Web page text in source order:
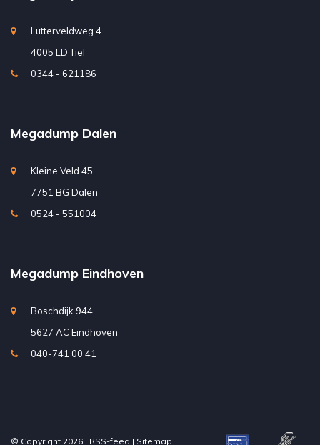
Lutterveldweg 4
4005 LD Tiel
0344 - 621186
Megadump Dalen
Kleine Veld 45
7751 BG Dalen
0524 - 551004
Megadump Eindhoven
Boschdijk 944
5627 AC Eindhoven
040-741 00 41
© Copyright 2026 | RSS-feed | Sitemap